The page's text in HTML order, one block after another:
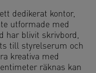
dedikerat kontor,
utformade med
har blivit skrivbord,
till styrelserum och
kreativa med
räknas kan